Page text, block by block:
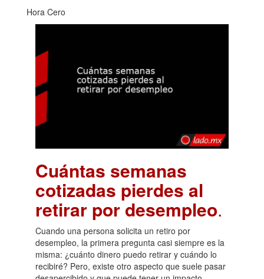
Hora Cero
Cuántas semanas
cotizadas pierdes al
retirar por desempleo.
Cuando una persona solicita un retiro por
desempleo, la primera pregunta casi siempre es la
misma: ¿cuánto dinero puedo retirar y cuándo lo
recibiré? Pero, existe otro aspecto que suele pasar